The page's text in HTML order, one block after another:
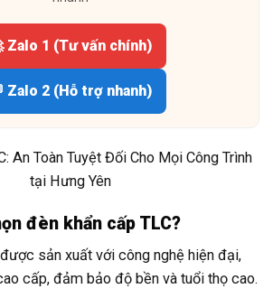
Zalo 1 (Tư vấn chính)
Zalo 2 (Hỗ trợ nhanh)
An Toàn Tuyệt Đối Cho Mọi Công Trình
tại Hưng Yên
đèn khẩn cấp TLC?
sản xuất với công nghệ hiện đại,
cấp, đảm bảo độ bền và tuổi thọ cao.